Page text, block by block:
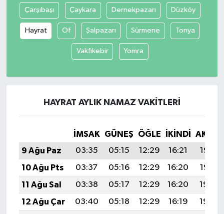
Çarşıbaşı Çaykara Dernekpazarı Düzköy
Hayrat Of Şalpazarı Sürmene Tonya
Vakfıkebir Yomra
HAYRAT AYLIK NAMAZ VAKITLERI
İMSAK GÜNEŞ ÖĞLE İKINDI
9 Ağu Paz
03:35 05:15 12:29 16:21
19:33
10 Ağu Pts
03:37 05:16 12:29 16:20
19:32
11 Ağu Sal
03:38 05:17 12:29 16:20
19:30
12 Ağu Çar
03:40 05:18 12:29 16:19
19:29